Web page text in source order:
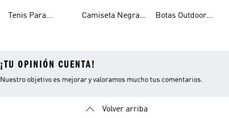
Tenis Para
Camiseta Negra
Botas Outdoor
¡TU OPINIÓN CUENTA!
Nuestro objetivo es mejorar y valoramos mucho tus comentarios.
Volver arriba